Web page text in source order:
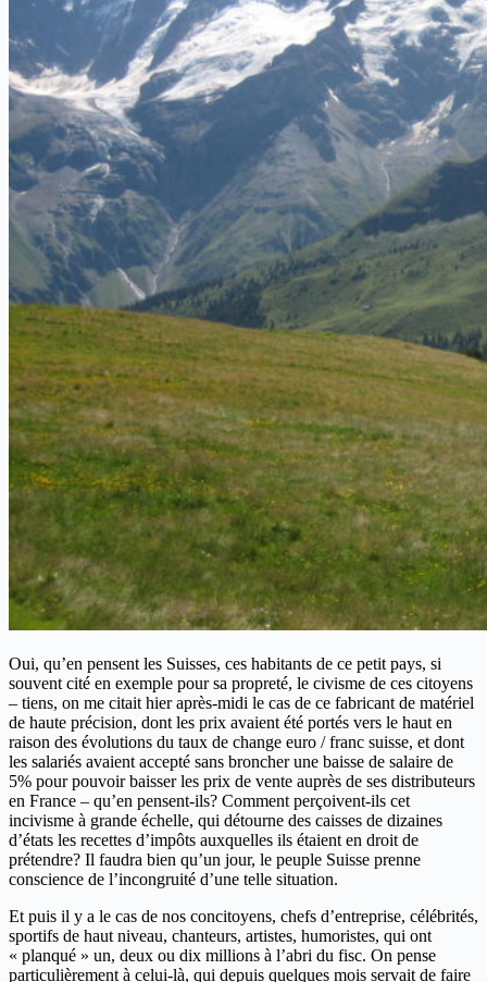
Oui, qu’en pensent les Suisses, ces habitants de ce petit pays, si
souvent cité en exemple pour sa propreté, le civisme de ces citoyens
– tiens, on me citait hier après-midi le cas de ce fabricant de matériel
de haute précision, dont les prix avaient été portés vers le haut en
raison des évolutions du taux de change euro / franc suisse, et dont
les salariés avaient accepté sans broncher une baisse de salaire de
5% pour pouvoir baisser les prix de vente auprès de ses distributeurs
en France – qu’en pensent-ils? Comment perçoivent-ils cet
incivisme à grande échelle, qui détourne des caisses de dizaines
d’états les recettes d’impôts auxquelles ils étaient en droit de
prétendre? Il faudra bien qu’un jour, le peuple Suisse prenne
conscience de l’incongruité d’une telle situation.
Et puis il y a le cas de nos concitoyens, chefs d’entreprise, célébrités,
sportifs de haut niveau, chanteurs, artistes, humoristes, qui ont
« planqué » un, deux ou dix millions à l’abri du fisc. On pense
particulièrement à celui-là, qui depuis quelques mois servait de faire